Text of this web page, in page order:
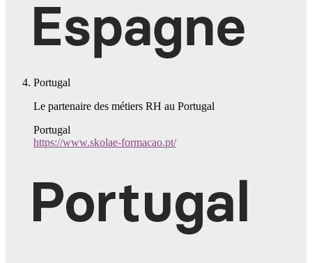
Portugal
Le partenaire des métiers RH au Portugal
Portugal
https://www.skolae-formacao.pt/